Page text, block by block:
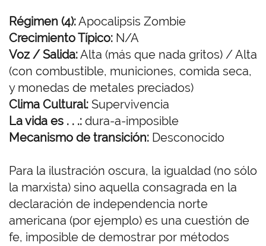
Régimen (4):Apocalipsis Zombie
Crecimiento Típico: N/A
Voz / Salida:Alta (más que nada gritos) / Alta
(con combustible, municiones, comida seca,
y monedas de metales preciados)
Clima Cultural: Supervivencia
La vida es . . .: dura-a-imposible
Mecanismo de transición: Desconocido
Para la ilustración oscura, la igualdad (no sólo
la marxista) sino aquella consagrada en la
declaración de independencia norte
americana (por ejemplo) es una cuestión de
fe, imposible de demostrar por métodos